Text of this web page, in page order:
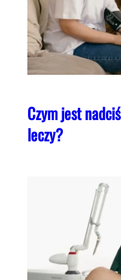
Czym jest
leczy?